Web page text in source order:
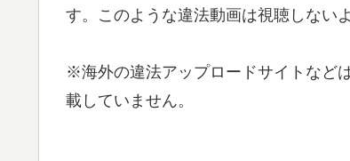
す。このような違法動画は視聴しない
※海外の違法アップロードサイトなど
載していません。